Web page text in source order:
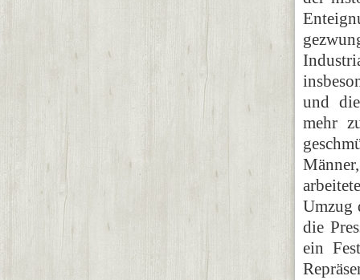
und
mehr
Umzug
die
ein